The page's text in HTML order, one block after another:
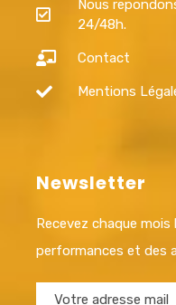
Nous
24/48h.
Contact
Mentions
Newsletter
Recevez chaque
performances et des